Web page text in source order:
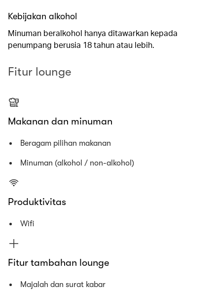
Kebijakan alkohol
Minuman beralkohol hanya ditawarkan kepada
penumpang berusia 18 tahun atau lebih.
Fitur lounge
Makanan dan minuman
Beragam pilihan makanan
Minuman (alkohol / non-alkohol)
Produktivitas
Wifi
Fitur tambahan lounge
Majalah dan surat kabar